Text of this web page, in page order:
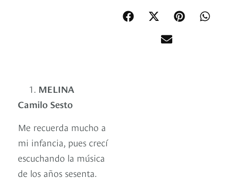
MELINA
Camilo Sesto
Me recuerda mucho a
mi infancia, pues crecí
escuchando la música
de los años sesenta.